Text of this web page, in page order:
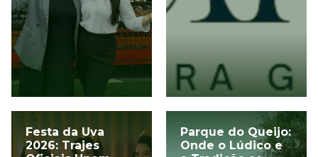
Festa da Uva
2026: Trajes
Parque do Queijo:
Onde o Lúdico e